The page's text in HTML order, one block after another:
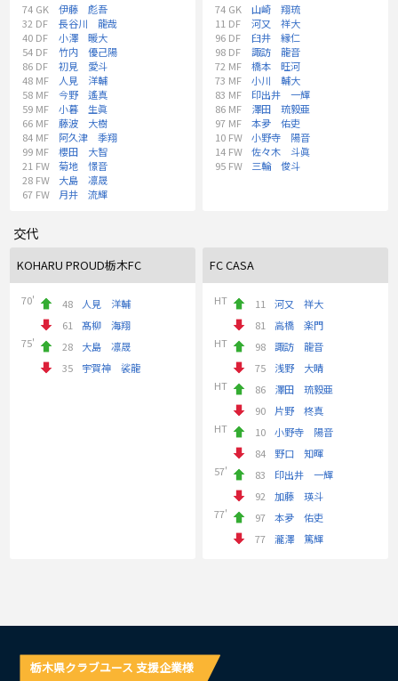
74 GK
伊藤 彪吾
32 DF
長谷川 龍哉
40 DF
小澤 暖大
54 DF
竹内 優己陽
86 DF
初見 愛斗
48 MF
人見 洋輔
58 MF
今野 遙真
59 MF
小暮 生眞
66 MF
藤波 大樹
84 MF
阿久津 季翔
99 MF
櫻田 大智
21 FW
菊地 憬音
28 FW
大島 凛晟
67 FW 月井 流輝
74 GK
山崎 翔琉
11 DF
河又 祥大
96 DF
臼井 縁仁
98 DF
諏訪 龍音
72 MF
橋本 旺河
73 MF
小川 輔大
83 MF
印出井 一輝
86 MF
澤田 琉毅亜
97 MF
本夛 佑吏
10 FW
小野寺 陽音
14 FW
佐々木 斗眞
95 FW 三輪 俊斗
交代
KOHARU PROUD栃木FC
70' 48
人見 洋輔
61
髙柳 海翔
75'
28
大島 凛晟
35
宇賀神 裟龍
FC CASA
HT 11
河又 祥大
81
高橋 楽門
HT
98
諏訪 龍音
75
浅野 大晴
HT
86
澤田 琉毅亜
90
片野 柊真
HT
10
小野寺 陽音
84
野口 知暉
57'
83
印出井 一輝
92
加藤 瑛斗
77'
97
本夛 佑吏
77
瀧澤 篤輝
栃木県クラブユース 支援企業様